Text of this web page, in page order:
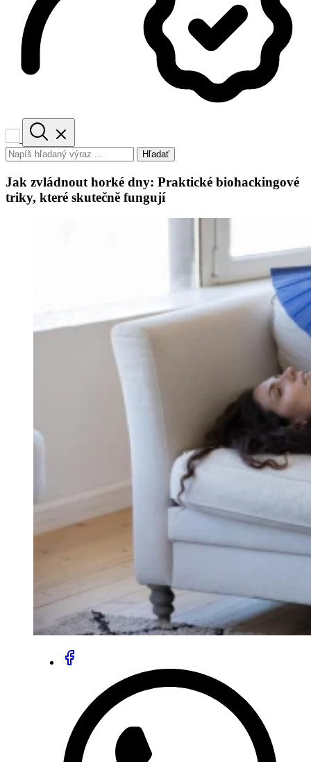
Hľadať
Jak zvládnout horké dny: Praktické biohackingové
triky, které skutečně fungují